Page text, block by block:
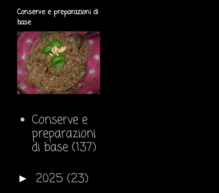
Conserve e preparazioni di
base
Conserve e
preparazioni
di base (137)
► 2025 (23)